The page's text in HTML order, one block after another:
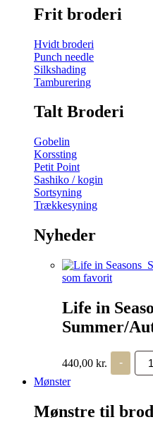
Frit broderi
Hvidt broderi
Punch needle
Silkshading
Tamburering
Talt Broderi
Gobelin
Korssting
Petit Point
Sashiko / kogin
Sortsyning
Trækkesyning
Nyheder
som favorit
Life in
Summer/
440,00 kr. -
Life
Mønster
Mønstre til